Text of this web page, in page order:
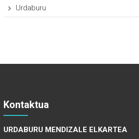
Urdaburu
Kontaktua
URDABURU MENDIZALE ELKARTEA